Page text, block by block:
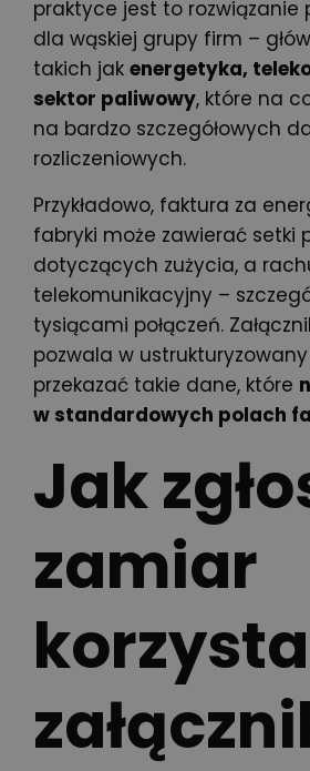
praktyce jest to rozwiązanie
dla wąskiej grupy firm –
takich jak energetyka,
sektor paliwowy, które na
na bardzo szczegółowych
rozliczeniowych.
Przykładowo, faktura za
fabryki może zawierać setki
dotyczących zużycia, a
telekomunikacyjny –
tysiącami połączeń.
pozwala w
przekazać takie dane, które
w standardowych polach
Jak
zamiar